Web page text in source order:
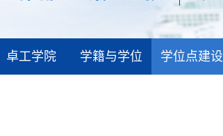
卓工学院 学籍与学位 学位点建设